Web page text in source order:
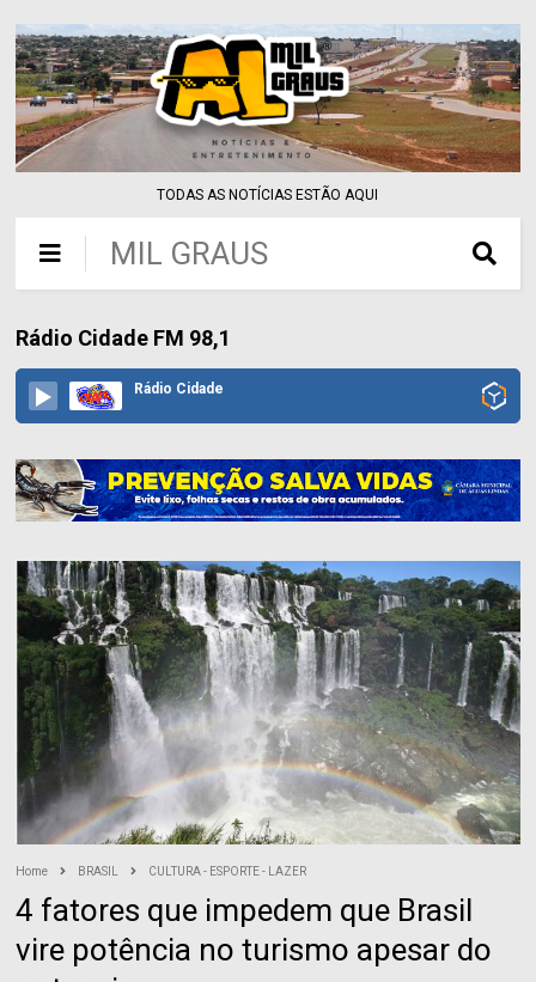
TODAS AS NOTÍCIAS ESTÃO AQUI
MIL GRAUS
Rádio Cidade FM 98,1
Rádio Cidade
Home BRASIL CULTURA - ESPORTE - LAZER
4 fatores que impedem que Brasil
vire potência no turismo apesar do